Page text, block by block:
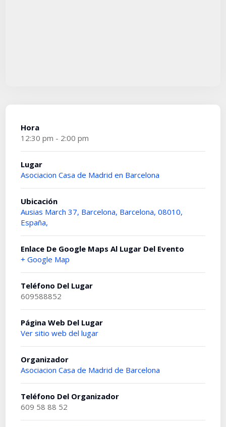
Hora
12:30 pm - 2:00 pm
Lugar
Asociacion Casa de Madrid en Barcelona
Ubicación
Ausias March 37, Barcelona, Barcelona, 08010,
España,
Enlace De Google Maps Al Lugar Del Evento
+ Google Map
Teléfono Del Lugar
609588852
Página Web Del Lugar
Ver sitio web del lugar
Organizador
Asociacion Casa de Madrid de Barcelona
Teléfono Del Organizador
609 58 88 52